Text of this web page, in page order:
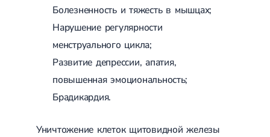
Болезненность и тяжесть в мышцах;
Нарушение регулярности
менструального цикла;
Развитие депрессии, апатия,
повышенная эмоциональность;
Брадикардия.
Уничтожение клеток щитовидной железы